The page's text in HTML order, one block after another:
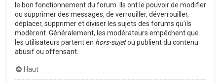
le bon fonctionnement du forum. Ils ont le pouvoir de modifier
ou supprimer des messages, de verrouiller, déverrouiller,
déplacer, supprimer et diviser les sujets des forums qu’ils
modèrent. Généralement, les modérateurs empêchent que
les utilisateurs partent en hors-sujetou publient du contenu
abusif ou offensant.
Haut